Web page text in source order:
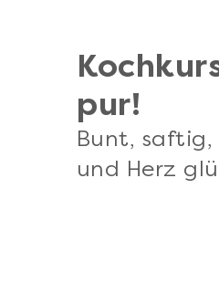
pur!
Bunt, saftig,
und Herz